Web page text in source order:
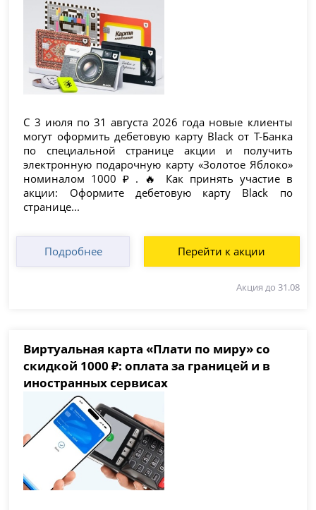
С 3 июля по 31 августа 2026 года новые клиенты
могут оформить дебетовую карту Black от Т-Банка
по специальной странице акции и получить
электронную подарочную карту «Золотое Яблоко»
номиналом 1000 ₽ . 🔥 Как принять участие в
акции: Оформите дебетовую карту Black по
странице...
Подробнее Перейти к акции
Акция до 31.08
Виртуальная карта «Плати по миру» со
скидкой 1000 ₽: оплата за границей и в
иностранных сервисах